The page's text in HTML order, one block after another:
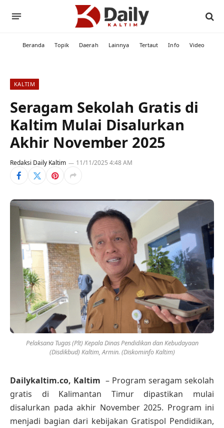
Beranda Topik Daerah Lainnya Tertaut Info Video
KALTIM
Seragam Sekolah Gratis di
Kaltim Mulai Disalurkan
Akhir November 2025
Redaksi Daily Kaltim 11/11/2025 4:48 AM
Pelaksana Tugas (Plt) Kepala Dinas Pendidikan dan Kebudayaan
(Disdikbud) Kaltim, Armin. (Diskominfo Kaltim)
Dailykaltim.co, Kaltim – Program seragam sekolah
gratis di Kalimantan Timur dipastikan mulai
disalurkan pada akhir November 2025. Program ini
menjadi bagian dari kebijakan Gratispol Pendidikan,